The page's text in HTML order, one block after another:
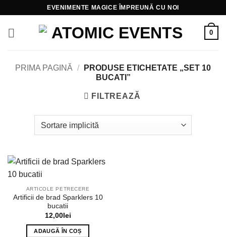
content
EVENIMENTE MAGICE ÎMPREUNĂ CU NOI
0
PRIMA PAGINĂ /
PRODUSE ETICHETATE „SET 10
BUCATI”
FILTREAZĂ
ARTICOLE PETRECERE
Artificii de brad Sparklers 10
bucatii
12,00lei
ADAUGĂ ÎN COȘ